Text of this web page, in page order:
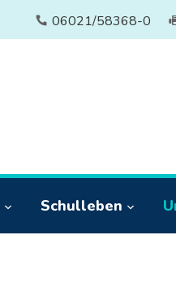
06021/58368-0
Schulleben